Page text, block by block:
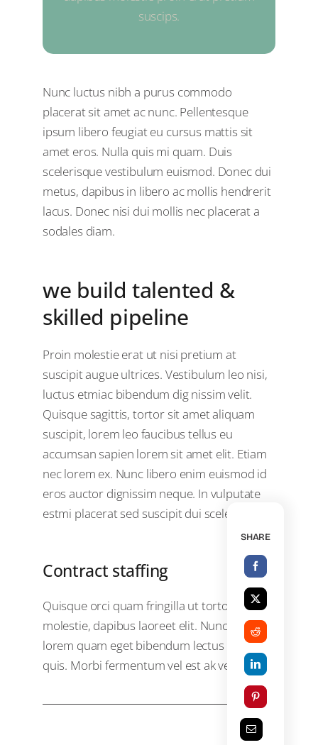
suscips.
Your Content Goes Here
Nunc luctus nibh a purus commodo
placerat sit amet ac nunc. Pellentesque
ipsum libero feugiat eu cursus mattis sit
amet eros. Nulla quis mi quam. Duis
scelerisque vestibulum euismod. Donec dui
metus, dapibus in libero ac mollis hendrerit
lacus. Donec nisi dui mollis nec placerat a
sodales diam.
we build talented &
skilled pipeline
Proin molestie erat ut nisi pretium at
suscipit augue ultrices. Vestibulum leo nisi,
luctus etmiac bibendum dig nissim velit.
Quisque sagittis, tortor sit amet aliquam
suscipit, lorem leo faucibus tellus eu
accumsan sapien lorem sit amet elit. Etiam
nec lorem ex. Nunc libero enim euismod id
eros auctor dignissim neque. In vulputate
estmi placerat sed suscipit dui scelerisque.
Contract staffing
Quisque orci quam fringilla ut tortor
molestie, dapibus laoreet elit. Nunc egestas
lorem quam eget bibendum lectus pharetra
quis. Morbi fermentum vel est ak venenatis.
SHARE